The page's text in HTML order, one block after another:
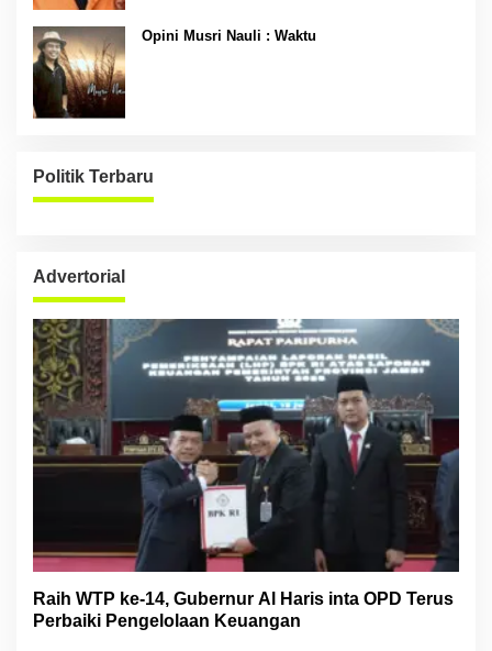
Opini Musri Nauli : Waktu
Politik Terbaru
Advertorial
Raih WTP ke-14, Gubernur Al Haris inta OPD Terus
Perbaiki Pengelolaan Keuangan